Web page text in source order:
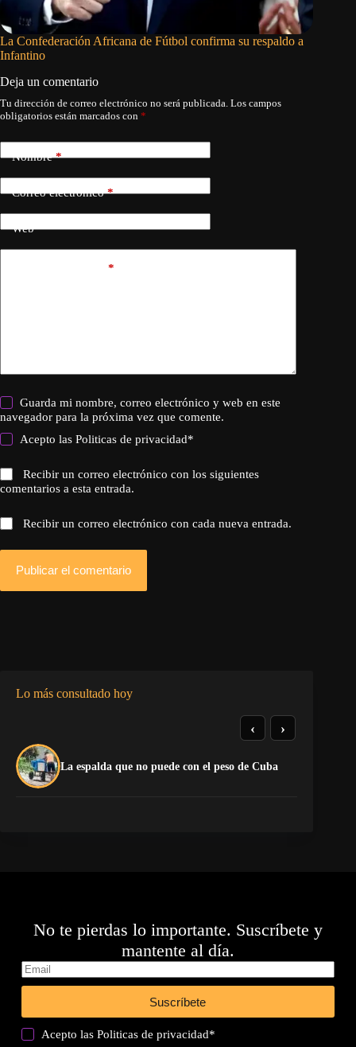
La Confederación Africana de Fútbol confirma su respaldo a
Infantino
Deja un comentario
Tu dirección de correo electrónico no será publicada. Los campos
obligatorios están marcados con *
Nombre*
Correo electrónico*
Web
*
Guarda mi nombre, correo electrónico y web en este
navegador para la próxima vez que comente.
Acepto lasPoliticas de privacidad*
Recibir un correo electrónico con los siguientes
comentarios a esta entrada.
Recibir un correo electrónico con cada nueva entrada.
Publicar el comentario
Lo más consultado hoy
La espalda que no puede con el peso de Cuba
‹ ›
No te pierdas lo importante. Suscríbete y
mantente al día.
Suscríbete
Acepto lasPoliticas de privacidad*